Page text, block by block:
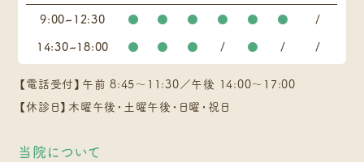
9:00~12:30 ● ● ● ● ● ●
/
14:30~18:00
● ● ● / ● / /
【電話受付】午前 8:45～11:30／午後 14:00～17:00
【休診日】木曜午後・土曜午後・日曜・祝日
当院について